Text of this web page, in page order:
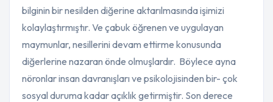
bilginin bir nesilden diğerine aktarılmasında işimizi
kolaylaştırmıştır. Ve çabuk öğrenen ve uygulayan
maymunlar, nesillerini devam ettirme konusunda
diğerlerine nazaran önde olmuşlardır. Böylece ayna
nöronlar insan davranışları ve psikolojisinden bir- çok
sosyal duruma kadar açıklık getirmiştir. Son derece